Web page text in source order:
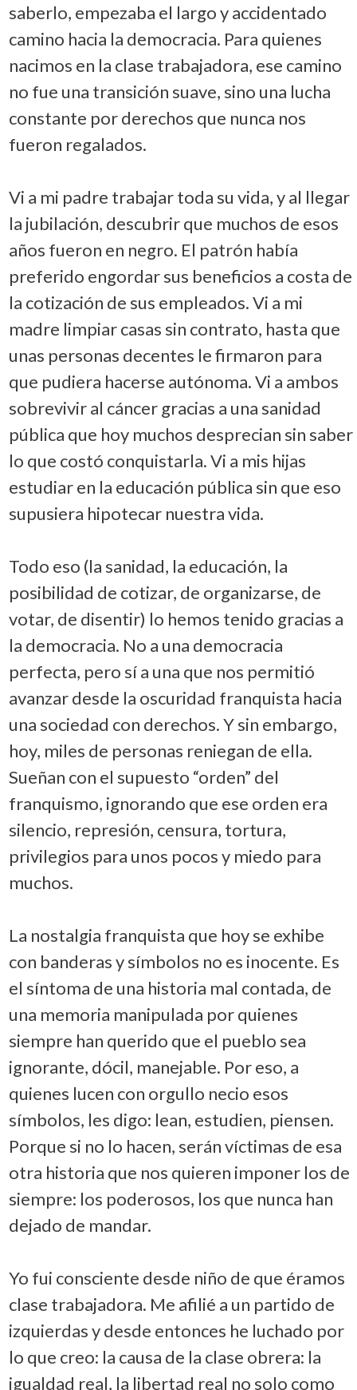
saberlo, empezaba el largo y accidentado
camino hacia la democracia. Para quienes
nacimos en la clase trabajadora, ese camino
no fue una transición suave, sino una lucha
constante por derechos que nunca nos
fueron regalados.
Vi a mi padre trabajar toda su vida, y al llegar
la jubilación, descubrir que muchos de esos
años fueron en negro. El patrón había
preferido engordar sus beneficios a costa de
la cotización de sus empleados. Vi a mi
madre limpiar casas sin contrato, hasta que
unas personas decentes le firmaron para
que pudiera hacerse autónoma. Vi a ambos
sobrevivir al cáncer gracias a una sanidad
pública que hoy muchos desprecian sin saber
lo que costó conquistarla. Vi a mis hijas
estudiar en la educación pública sin que eso
supusiera hipotecar nuestra vida.
Todo eso (la sanidad, la educación, la
posibilidad de cotizar, de organizarse, de
votar, de disentir) lo hemos tenido gracias a
la democracia. No a una democracia
perfecta, pero sí a una que nos permitió
avanzar desde la oscuridad franquista hacia
una sociedad con derechos. Y sin embargo,
hoy, miles de personas reniegan de ella.
Sueñan con el supuesto “orden” del
franquismo, ignorando que ese orden era
silencio, represión, censura, tortura,
privilegios para unos pocos y miedo para
muchos.
La nostalgia franquista que hoy se exhibe
con banderas y símbolos no es inocente. Es
el síntoma de una historia mal contada, de
una memoria manipulada por quienes
siempre han querido que el pueblo sea
ignorante, dócil, manejable. Por eso, a
quienes lucen con orgullo necio esos
símbolos, les digo: lean, estudien, piensen.
Porque si no lo hacen, serán víctimas de esa
otra historia que nos quieren imponer los de
siempre: los poderosos, los que nunca han
dejado de mandar.
Yo fui consciente desde niño de que éramos
clase trabajadora. Me afilié a un partido de
izquierdas y desde entonces he luchado por
lo que creo: la causa de la clase obrera: la
igualdad real, la libertad real no solo como